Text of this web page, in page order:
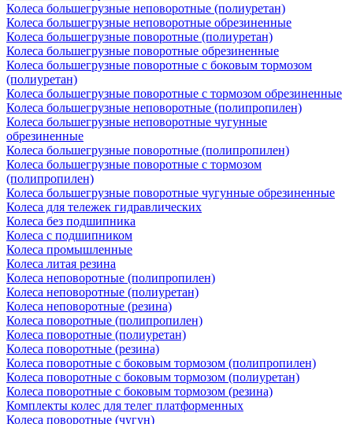
Колеса большегрузные неповоротные (полиуретан)
Колеса большегрузные неповоротные обрезиненные
Колеса большегрузные поворотные (полиуретан)
Колеса большегрузные поворотные обрезиненные
Колеса большегрузные поворотные с боковым тормозом
(полиуретан)
Колеса большегрузные поворотные с тормозом обрезиненные
Колеса большегрузные неповоротные (полипропилен)
Колеса большегрузные неповоротные чугунные
обрезиненные
Колеса большегрузные поворотные (полипропилен)
Колеса большегрузные поворотные с тормозом
(полипропилен)
Колеса большегрузные поворотные чугунные обрезиненные
Колеса для тележек гидравлических
Колеса без подшипника
Колеса с подшипником
Колеса промышленные
Колеса литая резина
Колеса неповоротные (полипропилен)
Колеса неповоротные (полиуретан)
Колеса неповоротные (резина)
Колеса поворотные (полипропилен)
Колеса поворотные (полиуретан)
Колеса поворотные (резина)
Колеса поворотные c боковым тормозом (полипропилен)
Колеса поворотные c боковым тормозом (полиуретан)
Колеса поворотные c боковым тормозом (резина)
Комплекты колес для телег платформенных
Колеса поворотные (чугун)